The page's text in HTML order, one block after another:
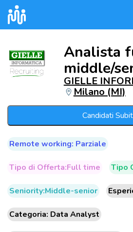
Analista
middle/
GIELLE
Milano (MI)
Candidati
Remote working: Parziale
Tipo di Offerta:Full time Tipo
Seniority:Middle-senior
Categoria: Data Analyst